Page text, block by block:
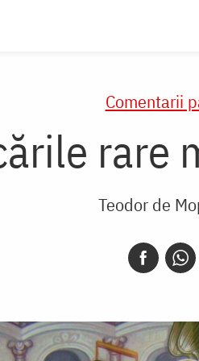
Comentarii
Teodor de